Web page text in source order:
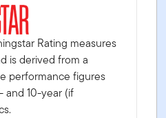
Rating measures
is derived from a
performance figures
and 10-year (if